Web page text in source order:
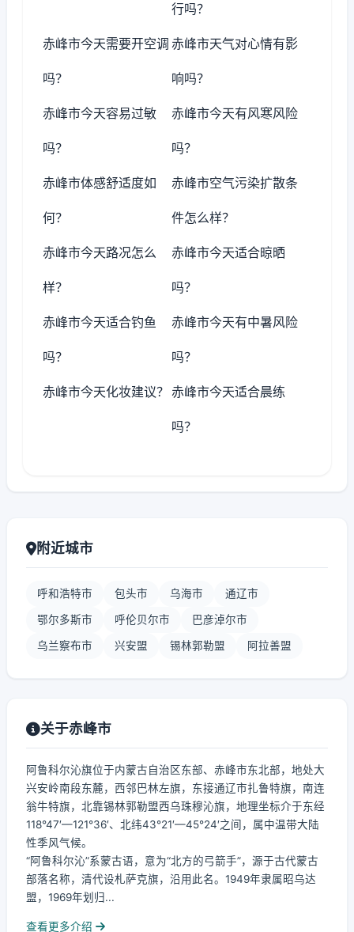
行吗？
赤峰市今天需要开空调
吗？
赤峰市天气对心情有影
响吗？
赤峰市今天容易过敏
吗？
赤峰市今天有风寒风险
吗？
赤峰市体感舒适度如
何？
赤峰市空气污染扩散条
件怎么样？
赤峰市今天路况怎么
样？
赤峰市今天适合晾晒
吗？
赤峰市今天适合钓鱼
吗？
赤峰市今天有中暑风险
吗？
赤峰市今天化妆建议？ 赤峰市今天适合晨练
吗？
附近城市
呼和浩特市 包头市 乌海市 通辽市
鄂尔多斯市 呼伦贝尔市 巴彦淖尔市
乌兰察布市 兴安盟 锡林郭勒盟 阿拉善盟
关于赤峰市
阿鲁科尔沁旗位于内蒙古自治区东部、赤峰市东北部，地处大
兴安岭南段东麓，西邻巴林左旗，东接通辽市扎鲁特旗，南连
翁牛特旗，北靠锡林郭勒盟西乌珠穆沁旗，地理坐标介于东经
118°47′—121°36′、北纬43°21′—45°24′之间，属中温带大陆
性季风气候。
“阿鲁科尔沁”系蒙古语，意为“北方的弓箭手”，源于古代蒙古
部落名称，清代设札萨克旗，沿用此名。1949年隶属昭乌达
盟，1969年划归...
查看更多介绍